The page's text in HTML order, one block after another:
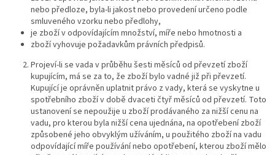
nebo předloze, byla-li jakost nebo provedení určeno podle
smluveného vzorku nebo předlohy,
je zboží v odpovídajícím množství, míře nebo hmotnosti a
zboží vyhovuje požadavkům právních předpisů.
Projeví-li se vada v průběhu šesti měsíců od převzetí zboží
kupujícím, má se za to, že zboží bylo vadné již při převzetí.
Kupující je oprávněn uplatnit právo z vady, která se vyskytne u
spotřebního zboží v době dvaceti čtyř měsíců od převzetí. Toto
ustanovení se nepoužije u zboží prodávaného za nižší cenu na
vadu, pro kterou byla nižší cena ujednána, na opotřebení zboží
způsobené jeho obvyklým užíváním, u použitého zboží na vadu
odpovídající míře používání nebo opotřebení, kterou zboží mělo